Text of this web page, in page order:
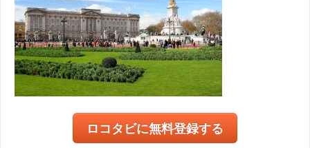
ロコタビに無料登録する